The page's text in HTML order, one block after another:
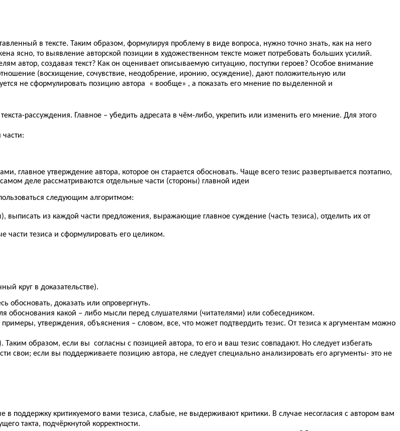
в тексте. Таким образом, формулируя проблему в виде вопроса, нужно точно знать, как на него
ясно, то выявление авторской позиции в художественном тексте может потребовать больших усилий.
автор, создавая текст? Как он оценивает описываемую ситуацию, поступки героев? Особое внимание
(восхищение, сочувствие, неодобрение, иронию, осуждение), дают положительную или
не сформулировать позицию автора « вообще» , а показать его мнение по выделенной и
рассуждения. Главное – убедить адресата в чём-либо, укрепить или изменить его мнение. Для этого
главное утверждение автора, которое он старается обосновать. Чаще всего тезис развертывается поэтапно,
деле рассматриваются отдельные части (стороны) главной идеи
следующим алгоритмом:
выписать из каждой части предложения, выражающие главное суждение (часть тезиса), отделить их от
тезиса и сформулировать его целиком.
круг в доказательстве).
обосновать, доказать или опровергнуть.
обоснования какой – либо мысли перед слушателями (читателями) или собеседником.
утверждения, объяснения – словом, все, что может подтвердить тезис. От тезиса к аргументам можно
образом, если вы согласны с позицией автора, то его и ваш тезис совпадают. Но следует избегать
свои; если вы поддерживаете позицию автора, не следует специально анализировать его аргументы- это не
поддержку критикуемого вами тезиса, слабые, не выдерживают критики. В случае несогласия с автором вам
такта, подчёркнутой корректности.